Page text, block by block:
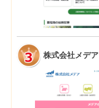
株式会社メデア